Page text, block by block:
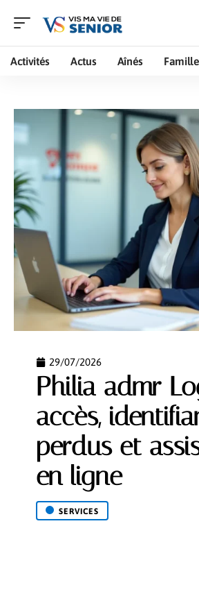
Activités Actus Aînés Famille
29/07/2026
Philia admr
accès,
perdus et
en ligne
SERVICES